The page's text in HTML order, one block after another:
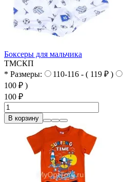
Боксеры для мальчика
ТМСКП
* Размеры:
110-116 - ( 119 ₽ )
100 ₽ )
100 ₽
В корзину